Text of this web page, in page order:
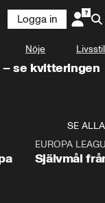
Logga in
Nöje Livsstil
se kvitteringen
SE ALLA
EUROPA
Självmål